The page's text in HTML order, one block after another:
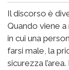
Il discorso è
Quando viene
in cui una
farsi male, la
sicurezza